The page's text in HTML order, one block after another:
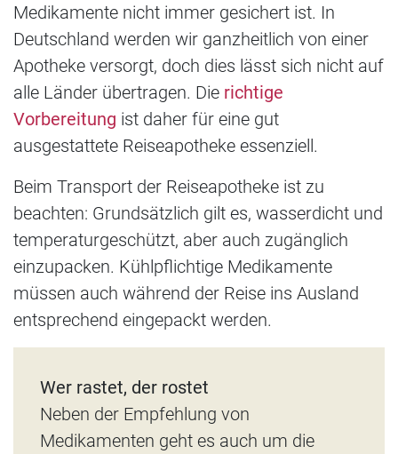
Medikamente nicht immer gesichert ist. In
Deutschland werden wir ganzheitlich von einer
Apotheke versorgt, doch dies lässt sich nicht auf
alle Länder übertragen. Die richtige
Vorbereitung ist daher für eine gut
ausgestattete Reiseapotheke essenziell.
Beim Transport der Reiseapotheke ist zu
beachten: Grundsätzlich gilt es, wasserdicht und
temperaturgeschützt, aber auch zugänglich
einzupacken. Kühlpflichtige Medikamente
müssen auch während der Reise ins Ausland
entsprechend eingepackt werden.
Wer rastet, der rostet
Neben der Empfehlung von
Medikamenten geht es auch um die